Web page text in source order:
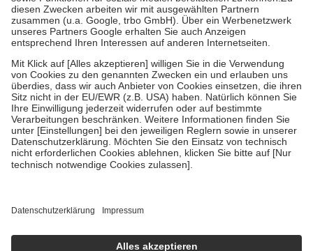
Zuzahlung zehn Prozent der Kosten sowie zehn Euro je
Verordnung.
Um das Engagement der Versicherten für ihre eigene Gesundheit zu
stärken und die besondere Stellung der Familie zu unterstützen,
fallenkeine Zuzahlungenan bei:
• Kindern und Jugendlichen bis zum vollendeten 18. Lebensjahr
mit Ausnahme der Fahrkosten
• Untersuchungen zur Vorsorge und Früherkennung, die von der
GKV getragen werden
• empfohlenen Schutzimpfungen
• Harn- und Blutteststreifen
getroffen, um sicherzustellen, dass es sich um echte Bewertungen
https://help.etrusted.com/hc/de/articles/4419944605341